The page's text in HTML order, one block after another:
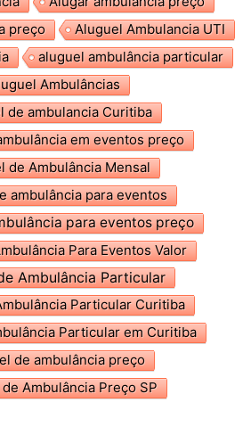
preço
Aluguel Ambulancia UTI
aluguel ambulância particular
Ambulâncias
de ambulancia Curitiba
em eventos preço
de Ambulância Mensal
ambulância para eventos
para eventos preço
Para Eventos Valor
Ambulância Particular
Particular Curitiba
Particular em Curitiba
de ambulância preço
Ambulância Preço SP